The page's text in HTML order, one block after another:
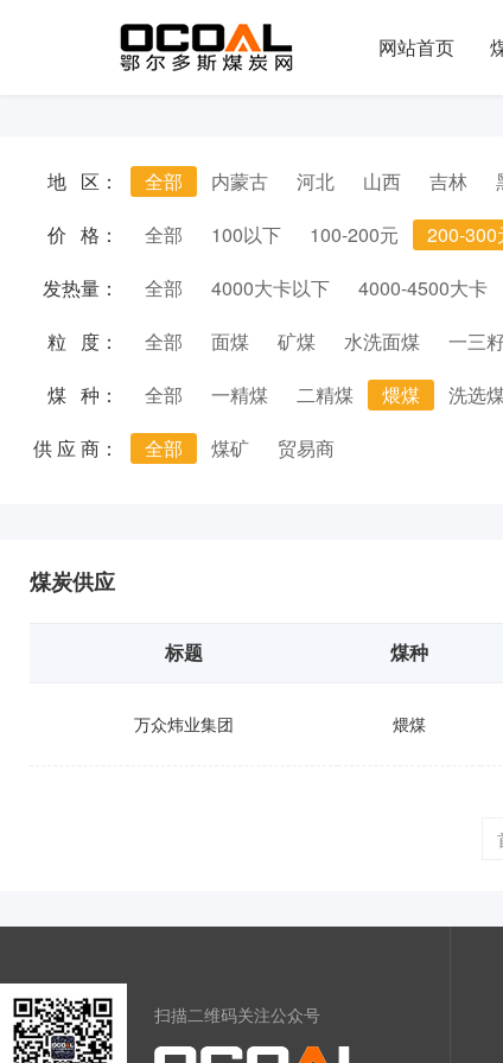
网站首页
地 区： 全部 内蒙古 河北 山西 吉林
价 格：
全部 100以下 100-200元 200-300
发热量：
全部 4000大卡以下 4000-4500大卡
粒 度：
全部 面煤 矿煤 水洗面煤 一三
煤 种：
全部 一精煤 二精煤 煨煤 洗选
供 应 商：
全部 煤矿 贸易商
煤炭供应
标题 煤种
万众炜业集团 煨煤
扫描二维码关注公众号